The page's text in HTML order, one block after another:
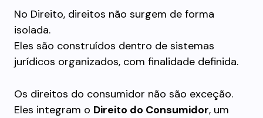
No Direito, direitos não surgem de forma
isolada.
Eles são construídos dentro de sistemas
jurídicos organizados, com finalidade definida.
Os direitos do consumidor não são exceção.
Eles integram o Direito do Consumidor, um